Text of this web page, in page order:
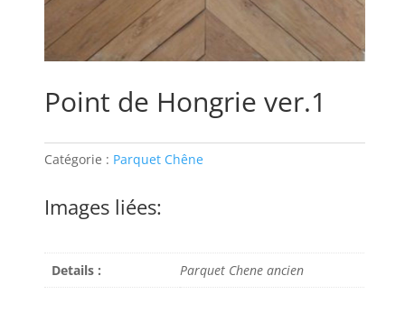
Point de Hongrie ver.1
Catégorie : Parquet Chêne
Images liées:
Details : Parquet Chene ancien